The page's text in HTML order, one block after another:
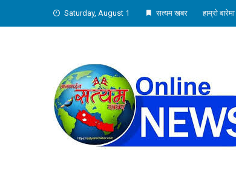
Saturday, August 1 सत्यम खबर हाम्रो बारेमा